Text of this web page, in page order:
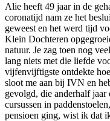
Alie heeft 49 jaar in de
coronatijd nam ze het
geweest en het werd tijd
Klein Dochteren
natuur. Je zag toen nog
lang niets met die liefde
vijfenvijftigste ontdekte
sloot me aan bij IVN en
gevolgd, die anderhalf jaar
cursussen in
pensioen ging, wist ik dat